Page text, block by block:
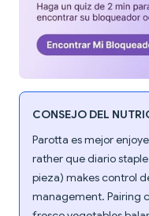
CONSEJO DEL
Parotta es mejor
rather que diario
pieza) makes control
management. Pairing